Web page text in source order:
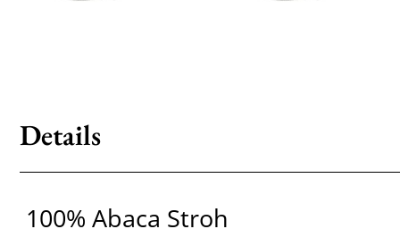
Details
100% Abaca Stroh